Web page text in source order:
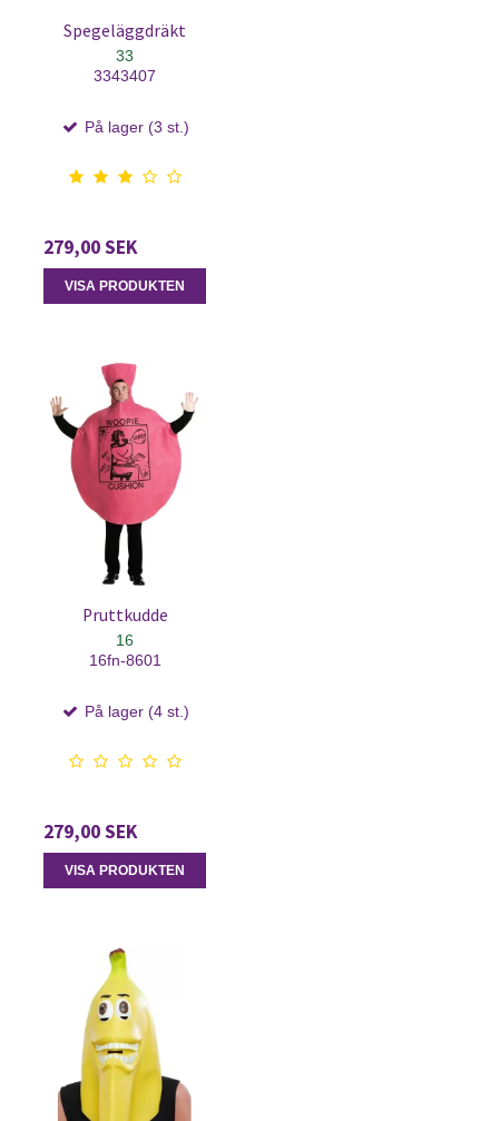
Spegeläggdräkt
33
3343407
På lager (3 st.)
279,00 SEK
VISA PRODUKTEN
Pruttkudde
16
16fn-8601
På lager (4 st.)
279,00 SEK
VISA PRODUKTEN